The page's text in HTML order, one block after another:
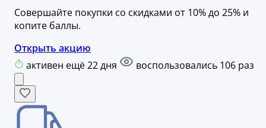
Совершайте покупки со скидками от 10% до 25% и
копите баллы.
Открыть акцию
активен ещё 22 дня
воспользовались 106 раз